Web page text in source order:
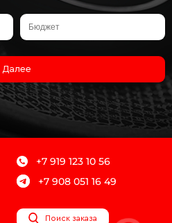
Далее
+7 919 123 10 56
+7 908 051 16 49
Поиск заказа